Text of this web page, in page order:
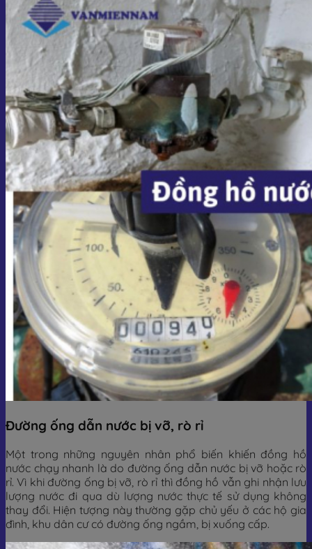
Đường ống dẫn nước bị vỡ, rò rỉ
Một trong những nguyên nhân phổ biến khiến đồng hồ
nước chạy nhanh là do đường ống dẫn nước bị vỡ hoặc rò
rỉ. Vì khi đường ống bị vỡ, rò rỉ thì đồng hồ vẫn ghi nhận lưu
lượng nước đi qua dù lượng nước thực tế sử dụng không
thay đổi. Hiện tượng này thường gặp chủ yếu ở các hộ gia
đình, khu dân cư có đường ống ngầm, bị xuống cấp.